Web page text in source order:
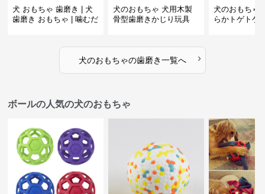
犬 おもちゃ 歯磨き | 犬
歯磨き おもちゃ | 噛むだ
犬のおもちゃ 犬用木製
骨型歯磨きかじり玩具
犬のおもちゃ
らかトゲトゲ
犬のおもちゃの歯磨き一覧へ ›
ボールの人気の犬のおもちゃ